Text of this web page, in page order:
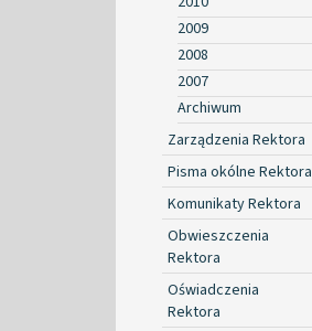
2009
2008
2007
Archiwum
Zarządzenia Rektora
Pisma okólne Rektora
Komunikaty Rektora
Obwieszczenia
Rektora
Oświadczenia
Rektora